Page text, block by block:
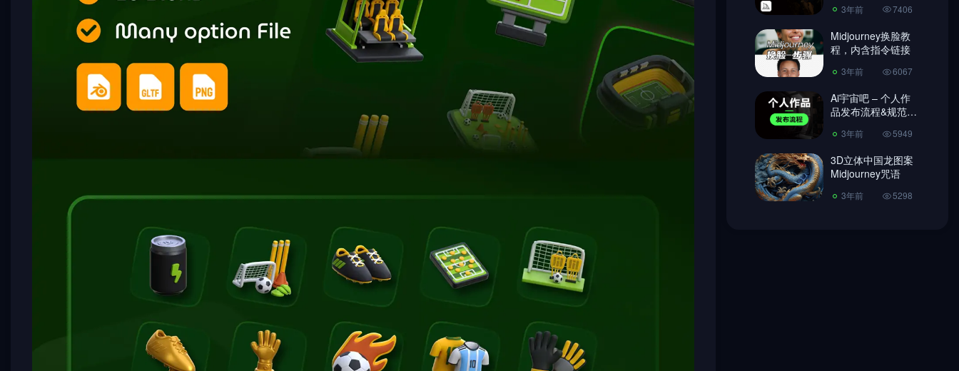
Ai宇宙吧 – 个人作
品发布流程&规范
【必读】
3年前 5949
3D立体中国龙图案
Midjourney咒语
3年前 5298
3年前 7406
Midjourney换脸教
程，内含指令链接
3年前 6067
Ai宇宙吧 – 个人作
品发布流程&规范
3年前 5949
3D立体中国龙图案
Midjourney咒语
3年前 5298